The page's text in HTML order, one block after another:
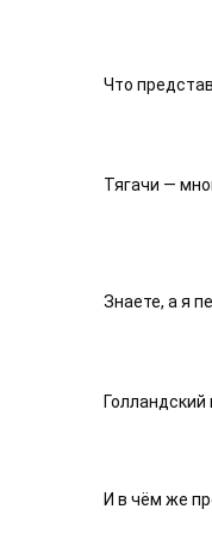
Что
Тягачи —
Знаете, а я
И в чём же